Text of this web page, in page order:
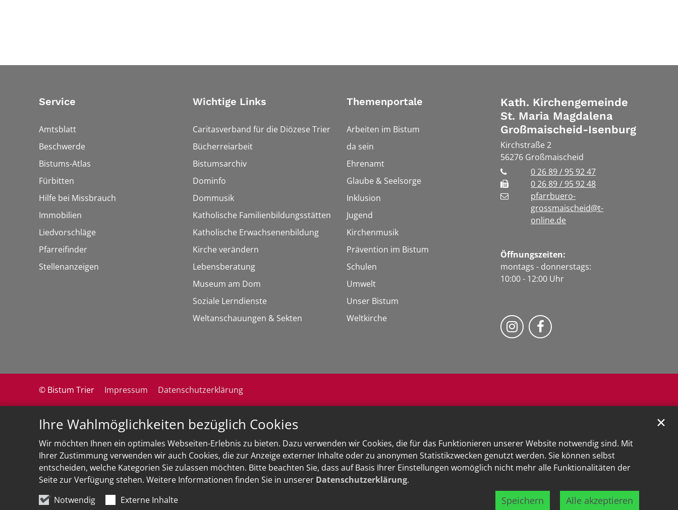
Ihre Wahlmöglichkeiten bezüglich Cookies
Wir möchten Ihnen ein optimales Webseiten-Erlebnis zu bieten. Dazu verwenden wir Cookies, die für das Funktionieren unserer Website notwendig sind. Mit
Ihrer Zustimmung verwenden wir auch Cookies, die zur Anzeige externer Inhalte oder zu anonymen Statistikzwecken genutzt werden. Sie können selbst
entscheiden, welche Kategorien Sie zulassen möchten. Bitte beachten Sie, dass auf Basis Ihrer Einstellungen womöglich nicht mehr alle Funktionalitäten der
Seite zur Verfügung stehen. Weitere Informationen finden Sie in unserer Datenschutzerklärung.
Notwendig
Externe Inhalte Speichern Alle akzeptieren
✕
Service
Amtsblatt
Beschwerde
Bistums-Atlas
Fürbitten
Hilfe bei Missbrauch
Immobilien
Liedvorschläge
Pfarreifinder
Stellenanzeigen
Wichtige Links
Caritasverband für die Diözese Trier
Bücherreiarbeit
Bistumsarchiv
Dominfo
Dommusik
Katholische Familienbildungsstätten
Katholische Erwachsenenbildung
Kirche verändern
Lebensberatung
Museum am Dom
Soziale Lerndienste
Weltanschauungen & Sekten
Themenportale
Arbeiten im Bistum
da sein
Ehrenamt
Glaube & Seelsorge
Inklusion
Jugend
Kirchenmusik
Prävention im Bistum
Schulen
Umwelt
Unser Bistum
Weltkirche
Kath. Kirchengemeinde
St. Maria Magdalena
Großmaischeid-Isenburg
Kirchstraße 2
56276 Großmaischeid
0 26 89 / 95 92 47
0 26 89 / 95 92 48
pfarrbuero-
grossmaischeid@t-
online.de
Öffnungszeiten:
montags - donnerstags:
10:00 - 12:00 Uhr
Folge uns auf Instragram
Fogle uns auf Facebook
© Bistum Trier Impressum Datenschutzerklärung